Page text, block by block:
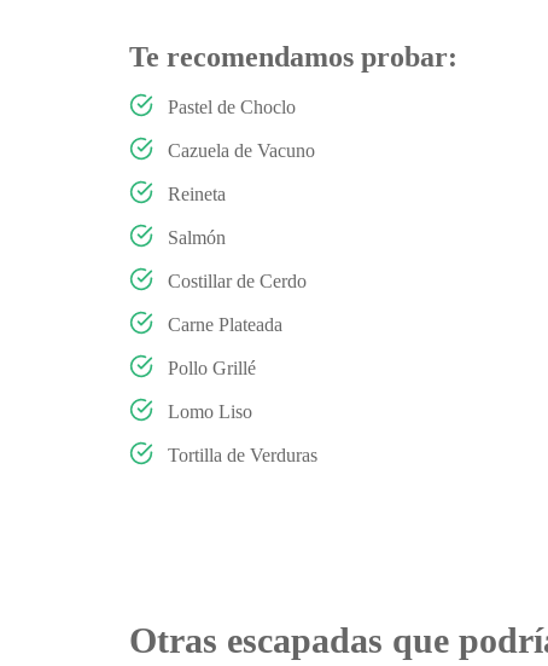
Te recomendamos probar:
Pastel de Choclo
Cazuela de Vacuno
Reineta
Salmón
Costillar de Cerdo
Carne Plateada
Pollo Grillé
Lomo Liso
Tortilla de Verduras
Otras escapadas que